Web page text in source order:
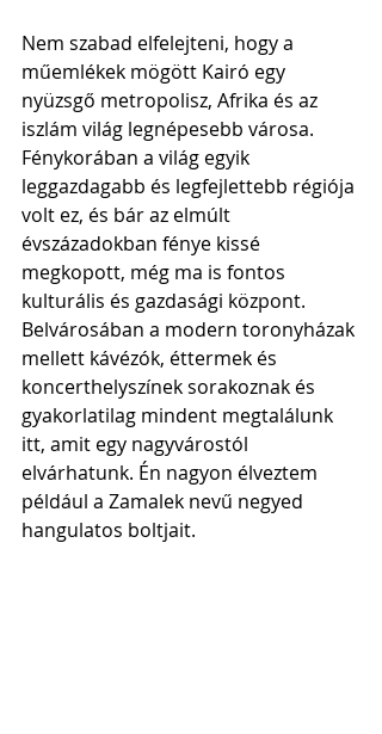
Nem szabad elfelejteni, hogy a
műemlékek mögött Kairó egy
nyüzsgő metropolisz, Afrika és az
iszlám világ legnépesebb városa.
Fénykorában a világ egyik
leggazdagabb és legfejlettebb régiója
volt ez, és bár az elmúlt
évszázadokban fénye kissé
megkopott, még ma is fontos
kulturális és gazdasági központ.
Belvárosában a modern toronyházak
mellett kávézók, éttermek és
koncerthelyszínek sorakoznak és
gyakorlatilag mindent megtalálunk
itt, amit egy nagyvárostól
elvárhatunk. Én nagyon élveztem
például a Zamalek nevű negyed
hangulatos boltjait.